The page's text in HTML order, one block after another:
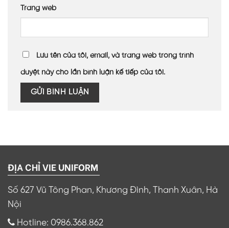
Trang web
Lưu tên của tôi, email, và trang web trong trình
duyệt này cho lần bình luận kế tiếp của tôi.
ĐỊA CHỈ VIE UNIFORM
Số 627 Vũ Tông Phan, Khương Đình, Thanh Xuân, Hà
Nội
Hotline: 0986.368.862